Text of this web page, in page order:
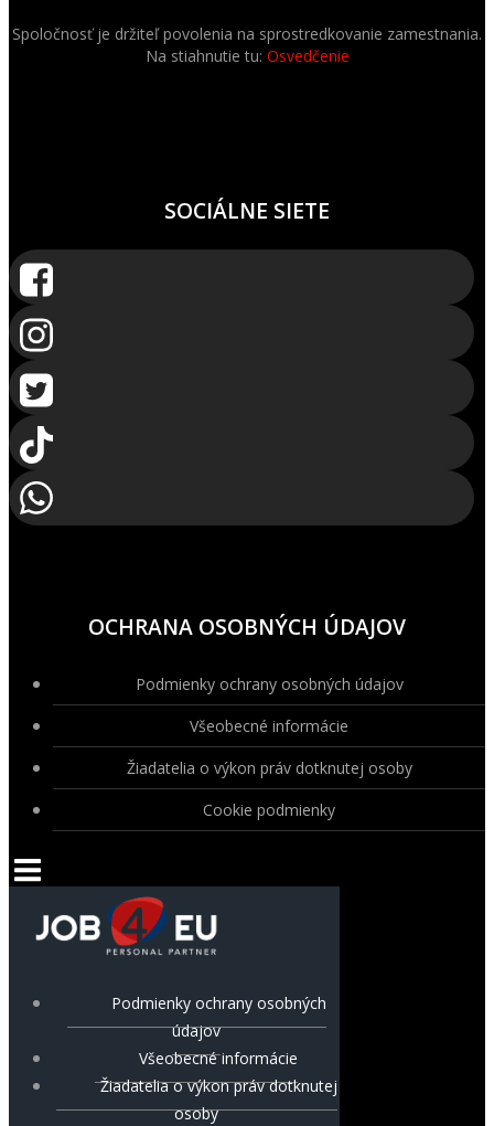
Spoločnosť je držiteľ povolenia na sprostredkovanie zamestnania.
Na stiahnutie tu: Osvedčenie
SOCIÁLNE SIETE
OCHRANA OSOBNÝCH ÚDAJOV
Podmienky ochrany osobných údajov
Všeobecné informácie
Žiadatelia o výkon práv dotknutej osoby
Cookie podmienky
Podmienky ochrany osobných
údajov
Všeobecné informácie
Žiadatelia o výkon práv dotknutej
osoby